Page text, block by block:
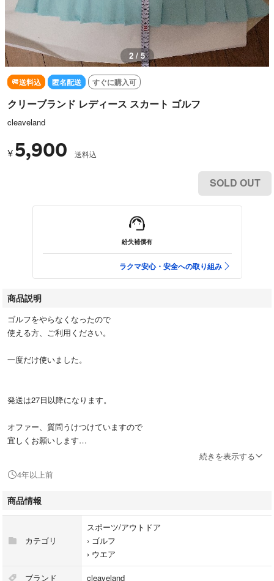
2 / 5
送料込 匿名配送 すぐに購入可
クリーブランド レディース スカート ゴルフ
cleaveland
¥ 5,900 送料込
SOLD OUT
紛失補償有
ラクマ安心・安全への取り組み
商品説明
ゴルフをやらなくなったので
使える方、ご利用ください。
一度だけ使いました。
発送は27日以降になります。
オファー、質問うけつけていますので
宜しくお願いします
在庫確認してもらえると
助かります
見落としなどがある事がありますので
返品などされる方は新品を確認してデパートなどで買うことをお勧めしま
着用しているものですので、宜しくお願いします。
続きを表示する
4年以上前
商品情報
カテゴリ
スポーツ/アウトドア
› ゴルフ
› ウエア
ブランド cleaveland